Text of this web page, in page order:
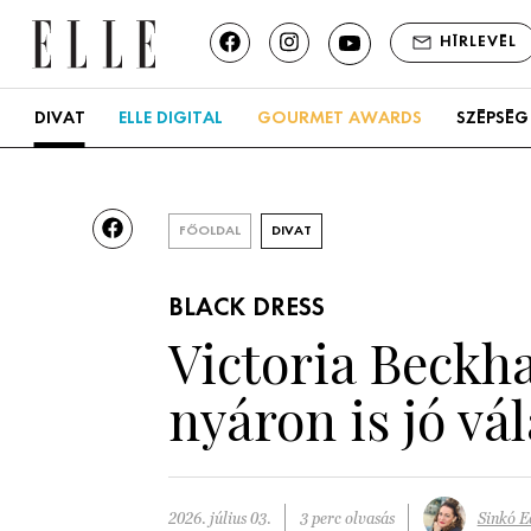
HÍRLEVÉL
DIVAT ELLE DIGITAL GOURMET AWARDS SZÉPSÉG
FŐOLDAL DIVAT
BLACK DRESS
Victoria
nyáron is jó
2026. július 03. 3 perc olvasás Sinkó